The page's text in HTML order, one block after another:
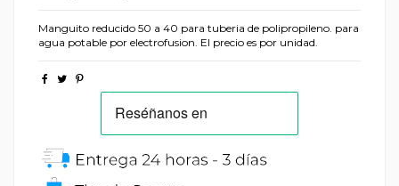
Manguito reducido 50 a 40 para tuberia de polipropileno. para
agua potable por electrofusion. El precio es por unidad.